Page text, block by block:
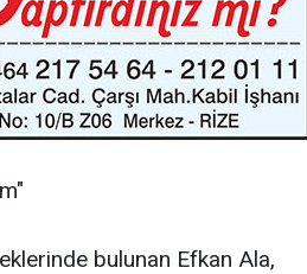
bulunan Efkan Ala,